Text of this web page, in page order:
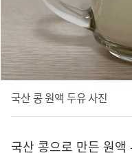
국산 콩 원액 두유 사진
국산 콩으로 만든 원